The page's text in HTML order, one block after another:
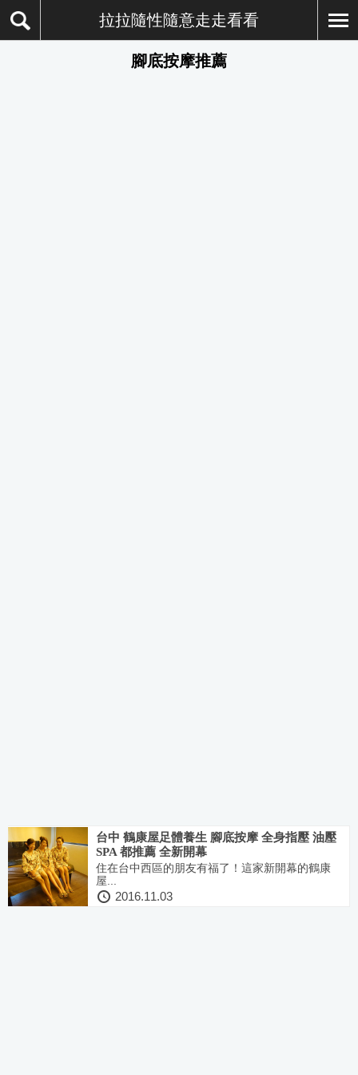
拉拉隨性隨意走走看看
腳底按摩推薦
台中 鶴康屋足體養生 腳底按摩 全身指壓 油壓
SPA 都推薦 全新開幕
住在台中西區的朋友有福了！這家新開幕的鶴康
屋...
2016.11.03